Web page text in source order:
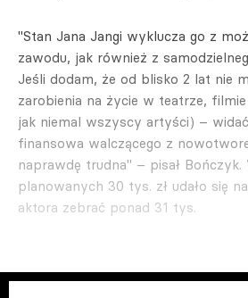
"Stan Jana Jangi wyklucza go z
zawodu, jak również z
Jeśli dodam, że od blisko 2 lat nie
zarobienia na życie w teatrze,
jak niemal wszyscy artyści) –
finansowa walczącego z
naprawdę trudna" – pisał Bończyk.
planowanych 30 tys. zł udało się
aktora zebrać ponad 31 tys.